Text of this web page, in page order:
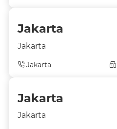
Jakarta
Jakarta
Jakarta
Jakarta
Jakarta